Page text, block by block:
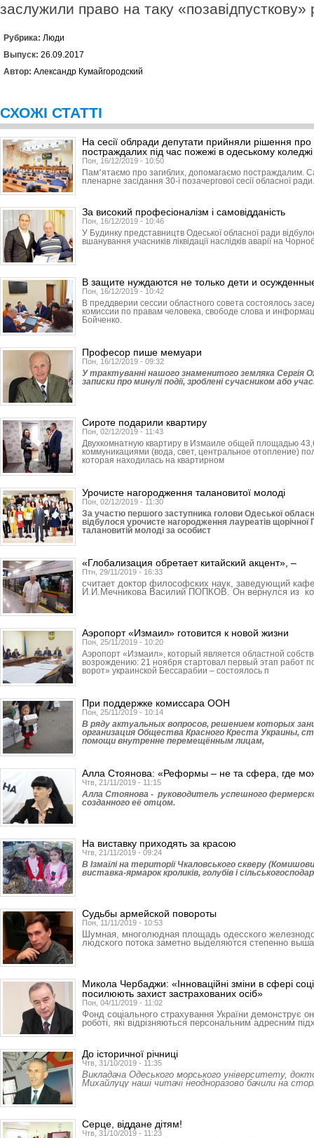
заслужили право на таку «позавідпусткову»
Рубрика: Люди
Выпуск: 26.09.2017
Автор: Александр Кумайгородский
СХОЖІ СТАТТІ
На сесії облради депутати прийняли рішення про
постраждалих під час пожежі в одеському коледжі
Пон, 16/12/2019 - 10:50
Пам՚ятаємо про загиблих, допомагаємо постраждалим.
пленарне засідання 30-ї позачергової сесії обласної ради.
За високий професіоналізм і самовідданість
Пон, 16/12/2019 - 10:46
У Будинку представництв Одеської обласної ради
вшанування учасників ліквідації наслідків аварії на
В защите нуждаются не только дети и
Пон, 16/12/2019 - 10:42
В преддверии сессии областного совета состоялось
комиссии по правам человека, свободе слова и
Бойченко.
Професор пише мемуари
Пон, 16/12/2019 - 09:32
У трактуванні нашого знаменитого земляка Сергія
записки про минулі події, зроблені сучасником або
Сироте подарили квартиру
Пон, 02/12/2019 - 11:43
Двухкомнатную квартиру в Измаиле общей площадью
коммуникациями (вода, свет, центральное отопление)
которая находилась на квартирном
Урочисте нагородження талановитої молоді
Пон, 02/12/2019 - 11:30
За участю першого заступника голови Одеської
відбулося урочисте нагородження лауреатів щорічної
талановитій молоді за особист
«Глобализация обретает китайский акцент», –
Птн, 29/11/2019 - 16:33
считает доктор философских наук, заведующий
И.И.Мечникова Василий ПОПКОВ. Он вернулся из
Аэропорт «Измаил» готовится к новой жизни
Пон, 25/11/2019 - 10:20
Аэропорт «Измаил», который является областной
возрождению: 21 ноября стартовал первый этап работ
ворот» украинской Бессарабии – состоялось п
При поддержке комиссара ООН
Пон, 25/11/2019 - 10:14
В ряду актуальных вопросов, решением которых
организация Общества Красного Креста Украины,
помощи внутренне перемещённым лицам,
Алла Стоянова: «Реформы – не та сфера, где
Чтв, 21/11/2019 - 11:15
Алла Стоянова - руководитель успешного
созданного её отцом.
На виставку приходять за красою
Чтв, 21/11/2019 - 09:24
В Ізмаїлі на території Чкаловського скверу
виставка-ярмарок кроликів, голубів і
Судьбы армейской повороты
Пон, 11/11/2019 - 10:53
Шумная, многолюдная площадь одесского
людского потока заметно выделяются степенно
Микола Чербаджи: «Інноваційні зміни в сфері
посилюють захист застрахованих осіб»
Пон, 04/11/2019 - 11:02
Фонд соціального страхування України демонструє
роботі, які відрізняються персональним адресним
До історичної річниці
Чтв, 31/10/2019 - 11:35
Викладача Одеського морського університету,
Михайлуцу наші читачі неодноразово бачили на
Серце, віддане дітям!
Чтв, 31/10/2019 - 11:23